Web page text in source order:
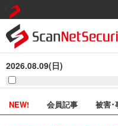
2026.08.09(日)
NEW! 会員記事 被害･